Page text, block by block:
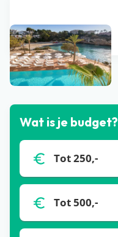
Bekijk alle blogs
Wat is je budget?
Tot 250,-
Tot 500,-